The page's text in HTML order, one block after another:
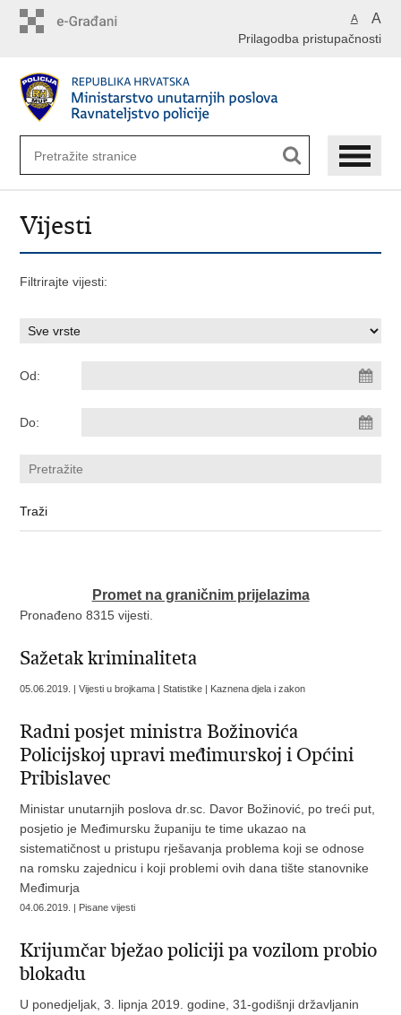
A A
Prilagodba pristupačnosti
Vijesti
Filtrirajte vijesti:
Od:
Do:
Promet na graničnim prijelazima
Pronađeno 8315 vijesti.
Sažetak kriminaliteta
05.06.2019. | Vijesti u brojkama | Statistike | Kaznena djela i zakon
Radni posjet ministra Božinovića
Policijskoj upravi međimurskoj i Općini
Pribislavec
Ministar unutarnjih poslova dr.sc. Davor Božinović, po treći put,
posjetio je Međimursku županiju te time ukazao na
sistematičnost u pristupu rješavanja problema koji se odnose
na romsku zajednicu i koji problemi ovih dana tište stanovnike
Međimurja
04.06.2019. | Pisane vijesti
Krijumčar bježao policiji pa vozilom probio
blokadu
U ponedjeljak, 3. lipnja 2019. godine, 31-godišnji državljanin